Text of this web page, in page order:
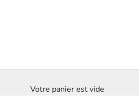
Votre panier est vide